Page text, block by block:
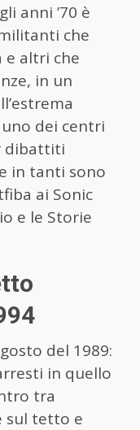
anni ’70 è
che
e altri che
in un
dei centri
dibattiti
in tanti sono
ai Sonic
e le Storie
del 1989:
in quello
tra
sul tetto e